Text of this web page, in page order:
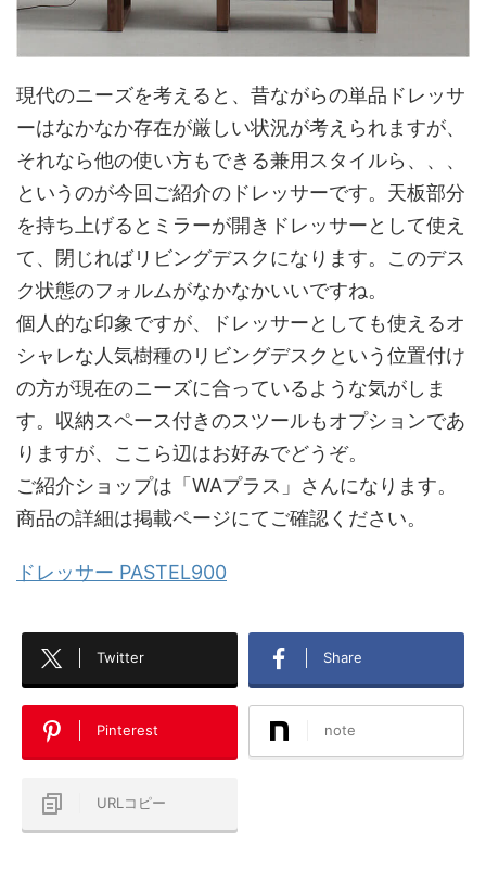
現代のニーズを考えると、昔ながらの単品ドレッサ
ーはなかなか存在が厳しい状況が考えられますが、
それなら他の使い方もできる兼用スタイルら、、、
というのが今回ご紹介のドレッサーです。天板部分
を持ち上げるとミラーが開きドレッサーとして使え
て、閉じればリビングデスクになります。このデス
ク状態のフォルムがなかなかいいですね。
個人的な印象ですが、ドレッサーとしても使えるオ
シャレな人気樹種のリビングデスクという位置付け
の方が現在のニーズに合っているような気がしま
す。収納スペース付きのスツールもオプションであ
りますが、ここら辺はお好みでどうぞ。
ご紹介ショップは「WAプラス」さんになります。
商品の詳細は掲載ページにてご確認ください。
ドレッサー PASTEL900
Twitter Share
Pinterest note
URLコピー